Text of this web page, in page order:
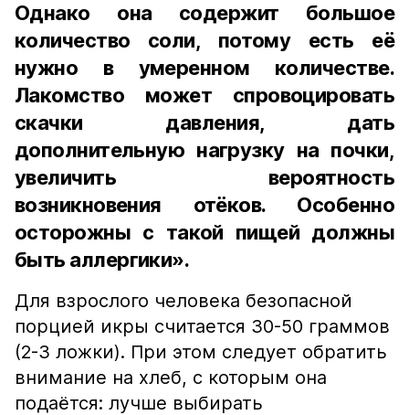
Однако она содержит большое
количество соли, потому есть её
нужно в умеренном количестве.
Лакомство может спровоцировать
скачки давления, дать
дополнительную нагрузку на почки,
увеличить вероятность
возникновения отёков. Особенно
осторожны с такой пищей должны
быть аллергики».
Для взрослого человека безопасной
порцией икры считается 30-50 граммов
(2-3 ложки). При этом следует обратить
внимание на хлеб, с которым она
подаётся: лучше выбирать